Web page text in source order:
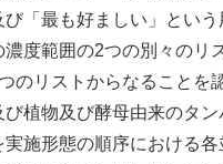
び「最も好ましい」という
度範囲の2つの別々のリ
のリストからなることを
び植物及び酵母由来のタ
施形態の順序における